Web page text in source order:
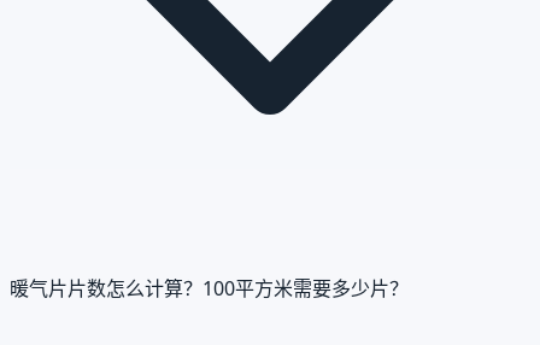
暖气片片数怎么计算？100平方米需要多少片？